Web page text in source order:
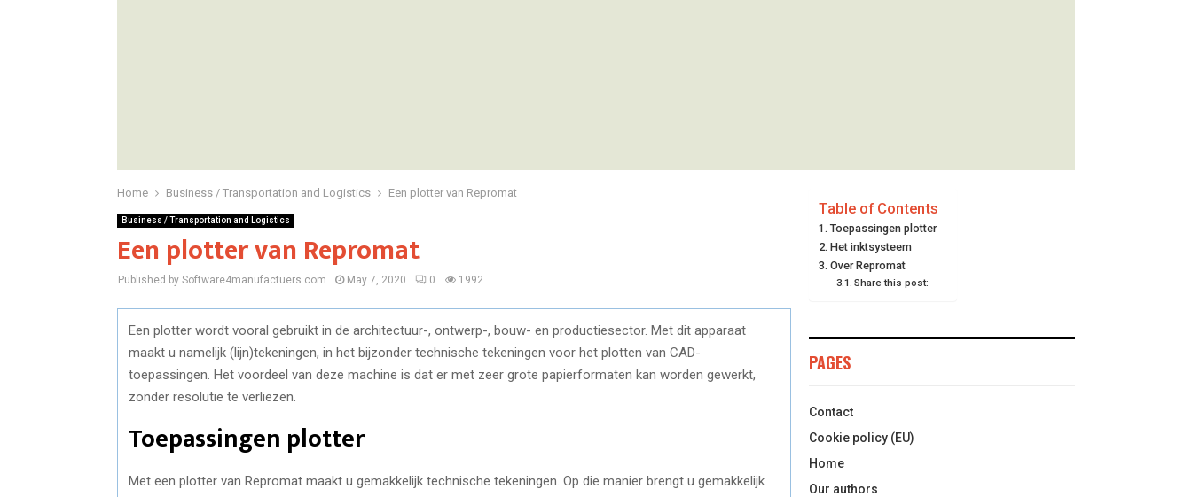
Home Business / Transportation and Logistics Een plotter van Repromat
Business / Transportation and Logistics
Een plotter van Repromat
Published by Software4manufactuers.com May 7, 2020 0 1992
Een plotter wordt vooral gebruikt in de architectuur-, ontwerp-, bouw- en productiesector. Met dit apparaat
maakt u namelijk (lijn)tekeningen, in het bijzonder technische tekeningen voor het plotten van CAD-
toepassingen. Het voordeel van deze machine is dat er met zeer grote papierformaten kan worden gewerkt,
zonder resolutie te verliezen.
Toepassingen plotter
Met een plotter van Repromat maakt u gemakkelijk technische tekeningen. Op die manier brengt u gemakkelijk
Table of Contents
Toepassingen plotter
Het inktsysteem
Over Repromat
Share this post:
PAGES
Contact
Cookie policy (EU)
Home
Our authors